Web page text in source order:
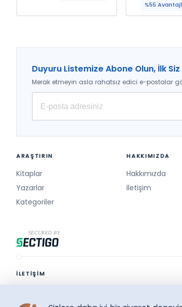
%55
Duyuru Listemize Abone Olun, İlk
Merak etmeyin asla rahatsız edici e-postalar
ARAŞTIRIN
Kitaplar
Yazarlar
Kategoriler
HAKKIMIZDA
Hakkımızda
İletişim
İLETİŞİM